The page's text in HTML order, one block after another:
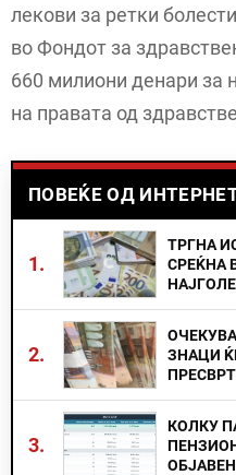
лекови за ретки
во Фондот за
660 милиони денари за
на правата од
ПОВЕЌЕ ОД
1.
ТРГНА
СРЕЌНА
2.
ЗНАЦИ
3.
КОЛКУ